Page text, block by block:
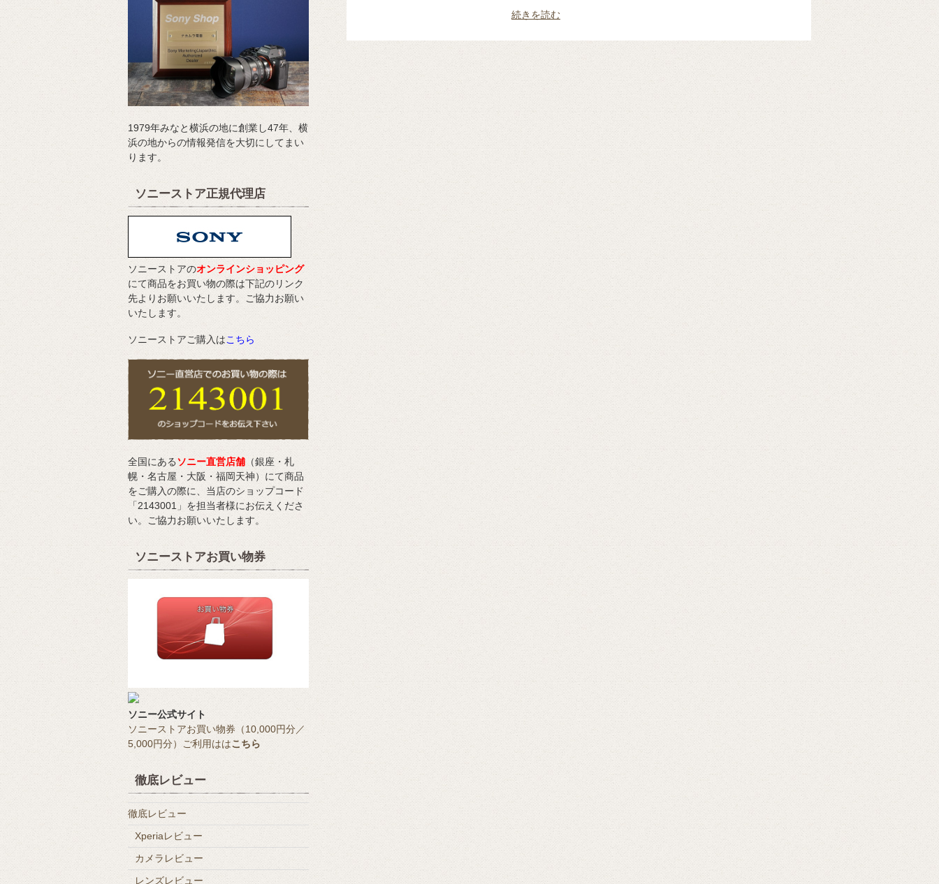
続きを読む
1979年みなと横浜の地に創業し47年、横
浜の地からの情報発信を大切にしてまい
ります。
ソニーストア正規代理店
ソニーストアのオンラインショッピング
にて商品をお買い物の際は下記のリンク
先よりお願いいたします。ご協力お願い
いたします。
ソニーストアご購入はこちら
全国にあるソニー直営店舗 （銀座・札
幌・名古屋・大阪・福岡天神）にて商品
をご購入の際に、当店のショップコード
「2143001」を担当者様にお伝えくださ
い。ご協力お願いいたします。
ソニーストアお買い物券
ソニー公式サイト
ソニーストアお買い物券（10,000円分／
5,000円分）ご利用ははこちら
徹底レビュー
徹底レビュー
Xperiaレビュー
カメラレビュー
レンズレビュー